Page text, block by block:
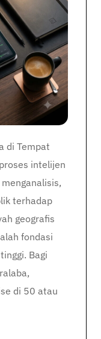
di Tempat
intelijen
terhadap
geografis
fondasi
Bagi
di 50 atau